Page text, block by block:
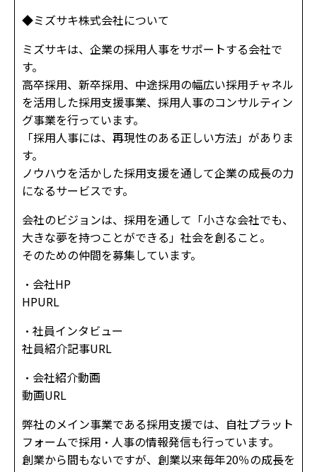
◆ミズサキ株式会社について
ミズサキは、企業の採用人事をサポートする会社で
す。
高卒採用、新卒採用、中途採用の幅広い採用チャネル
を活用した採用支援事業、採用人事のコンサルティン
グ事業を行っています。
「採用人事には、再現性のある正しい方法」がありま
す。
ノウハウを活かした採用支援を通して企業の成長の力
になるサービスです。
会社のビジョンは、採用を通して「小さな会社でも、
大きな夢を持つことができる」社会を創ること。
そのための仲間を募集しています。
・会社HP
HPURL
・社員インタビュー
社員紹介記事URL
・会社紹介動画
動画URL
弊社のメイン事業である採用支援では、自社プラット
フォームで採用・人事の情報発信も行っています。
創業から間もないですが、創業以来毎年20％の成長を